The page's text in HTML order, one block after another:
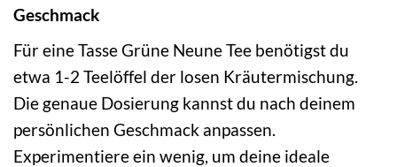
Geschmack
Für eine Tasse Grüne Neune Tee benötigst du
etwa 1-2 Teelöffel der losen Kräutermischung.
Die genaue Dosierung kannst du nach deinem
persönlichen Geschmack anpassen.
Experimentiere ein wenig, um deine ideale